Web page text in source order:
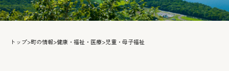
トップ>町の情報>健康・福祉・医療>児童・母子福祉